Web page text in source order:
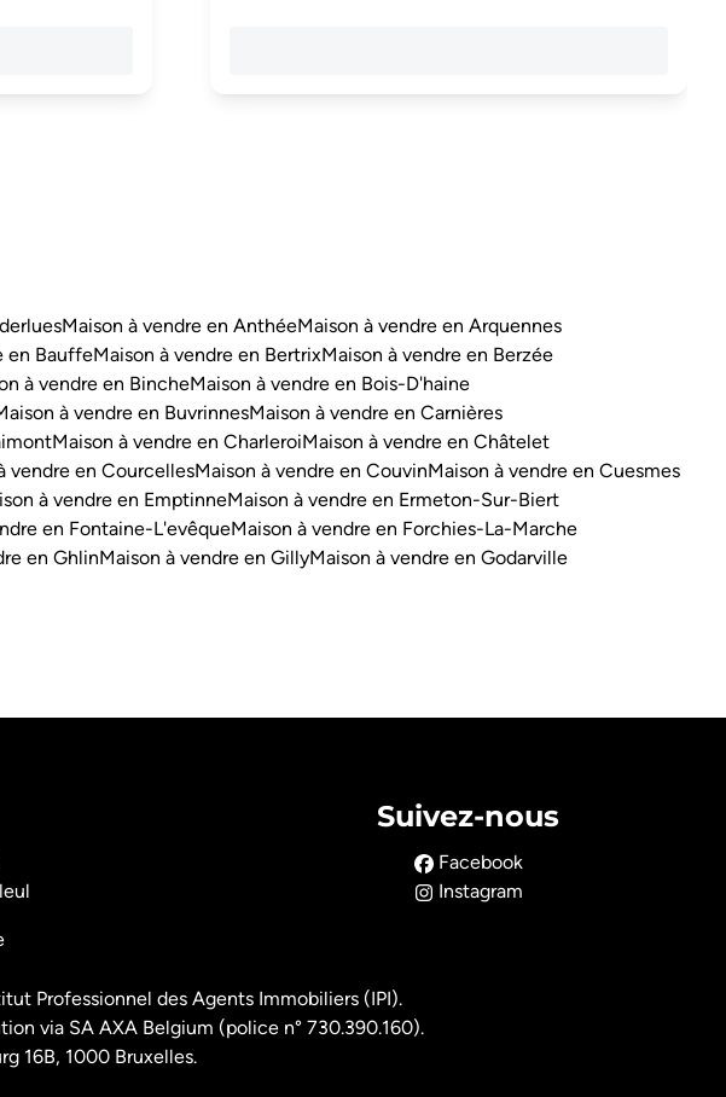
Maison à vendre en AnthéeMaison à vendre en Arquennes
en BauffeMaison à vendre en BertrixMaison à vendre en Berzée
à vendre en BincheMaison à vendre en Bois-D'haine
à vendre en BuvrinnesMaison à vendre en Carnières
Maison à vendre en CharleroiMaison à vendre en Châtelet
vendre en CourcellesMaison à vendre en CouvinMaison à vendre en Cuesmes
à vendre en EmptinneMaison à vendre en Ermeton-Sur-Biert
en Fontaine-L'evêqueMaison à vendre en Forchies-La-Marche
en GhlinMaison à vendre en GillyMaison à vendre en Godarville
Suivez-nous
Facebook
Instagram
Professionnel des Agents Immobiliers (IPI).
via SA AXA Belgium (police n° 730.390.160).
16B, 1000 Bruxelles.